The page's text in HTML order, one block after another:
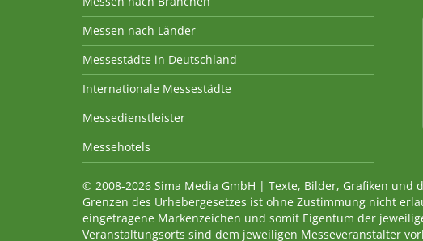
Messen nach Länder
Messestädte in Deutschland
Internationale Messestädte
Messedienstleister
Messehotels
© 2008-2026 Sima Media GmbH | Texte, Bilder, Grafiken
Grenzen des Urhebergesetzes ist ohne Zustimmung nicht
eingetragene Markenzeichen und somit Eigentum der
Veranstaltungsorts sind dem jeweiligen Messeveranstalter